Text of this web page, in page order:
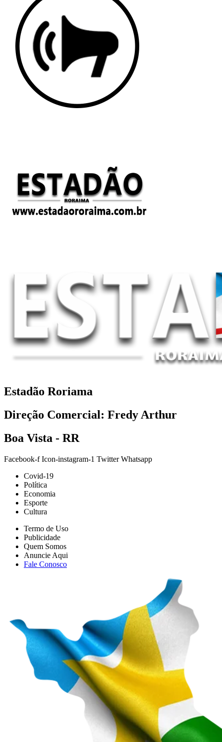
Estadão Roriama
Direção Comercial: Fredy Arthur
Boa Vista - RR
Facebook-f Icon-instagram-1 Twitter Whatsapp
Covid-19
Política
Economia
Esporte
Cultura
Termo de Uso
Publicidade
Quem Somos
Anuncie Aqui
Fale Conosco